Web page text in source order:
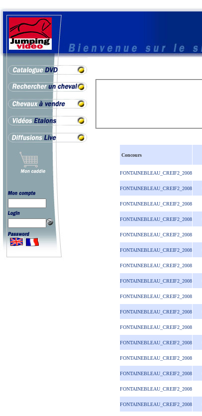
Concours
FONTAINEBLEAU_CREIF2_2008
FONTAINEBLEAU_CREIF2_2008
FONTAINEBLEAU_CREIF2_2008
FONTAINEBLEAU_CREIF2_2008
FONTAINEBLEAU_CREIF2_2008
FONTAINEBLEAU_CREIF2_2008
FONTAINEBLEAU_CREIF2_2008
FONTAINEBLEAU_CREIF2_2008
FONTAINEBLEAU_CREIF2_2008
FONTAINEBLEAU_CREIF2_2008
FONTAINEBLEAU_CREIF2_2008
FONTAINEBLEAU_CREIF2_2008
FONTAINEBLEAU_CREIF2_2008
FONTAINEBLEAU_CREIF2_2008
FONTAINEBLEAU_CREIF2_2008
FONTAINEBLEAU_CREIF2_2008